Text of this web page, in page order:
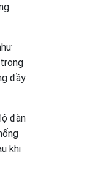
đầy
đàn
khi